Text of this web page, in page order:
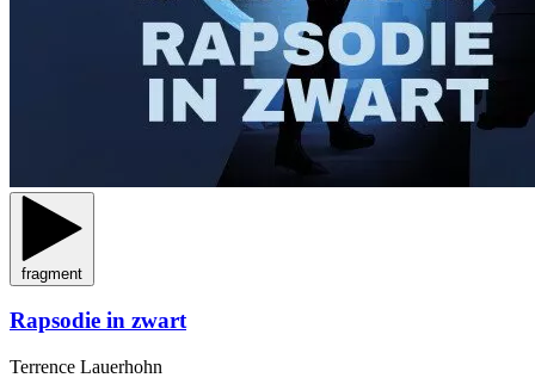
fragment
Rapsodie in zwart
Terrence Lauerhohn